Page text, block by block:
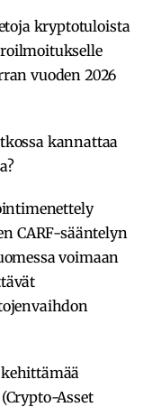
kryptotuloista
vuoden 2026
kannattaa
CARF-sääntelyn
voimaan
Asset